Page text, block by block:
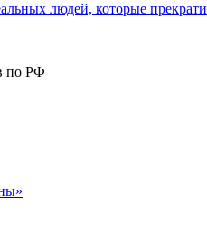
людей, которые
по РФ